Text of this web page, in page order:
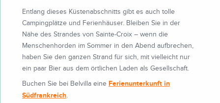
Entlang dieses Küstenabschnitts gibt es auch tolle
Campingplätze und Ferienhäuser. Bleiben Sie in der
Nähe des Strandes von Sainte-Croix – wenn die
Menschenhorden im Sommer in den Abend aufbrechen,
haben Sie den ganzen Strand für sich, mit vielleicht nur
ein paar Bier aus dem örtlichen Laden als Gesellschaft.
Buchen Sie bei Belvilla eine Ferienunterkunft in
Südfrankreich.